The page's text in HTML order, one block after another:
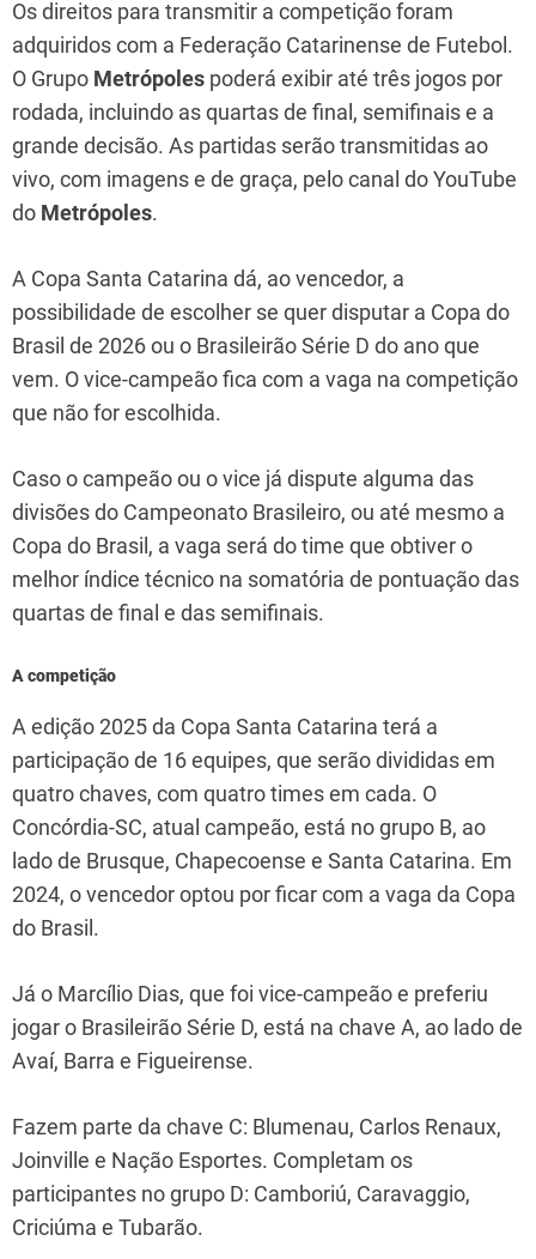
Os direitos para transmitir a competição foram
adquiridos com a Federação Catarinense de Futebol.
O Grupo Metrópoles poderá exibir até três jogos por
rodada, incluindo as quartas de final, semifinais e a
grande decisão. As partidas serão transmitidas ao
vivo, com imagens e de graça, pelo canal do YouTube
do Metrópoles.
A Copa Santa Catarina dá, ao vencedor, a
possibilidade de escolher se quer disputar a Copa do
Brasil de 2026 ou o Brasileirão Série D do ano que
vem. O vice-campeão fica com a vaga na competição
que não for escolhida.
Caso o campeão ou o vice já dispute alguma das
divisões do Campeonato Brasileiro, ou até mesmo a
Copa do Brasil, a vaga será do time que obtiver o
melhor índice técnico na somatória de pontuação das
quartas de final e das semifinais.
A competição
A edição 2025 da Copa Santa Catarina terá a
participação de 16 equipes, que serão divididas em
quatro chaves, com quatro times em cada. O
Concórdia-SC, atual campeão, está no grupo B, ao
lado de Brusque, Chapecoense e Santa Catarina. Em
2024, o vencedor optou por ficar com a vaga da Copa
do Brasil.
Já o Marcílio Dias, que foi vice-campeão e preferiu
jogar o Brasileirão Série D, está na chave A, ao lado de
Avaí, Barra e Figueirense.
Fazem parte da chave C: Blumenau, Carlos Renaux,
Joinville e Nação Esportes. Completam os
participantes no grupo D: Camboriú, Caravaggio,
Criciúma e Tubarão.